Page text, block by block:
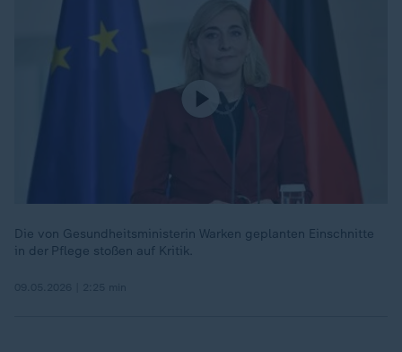
Die von Gesundheitsministerin Warken geplanten Einschnitte
in der Pflege stoßen auf Kritik.